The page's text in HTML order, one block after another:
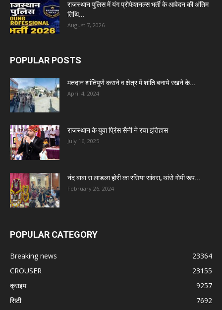
राजस्थान पुलिस में यंग प्रोफेशनल्स भर्ती के आवेदन की अंतिम
तिथि...
August 7, 2026
POPULAR POSTS
मतदान शांतिपूर्ण कराने व क्षेत्र में शांति बनाये रखने के...
April 4, 2024
राजस्थान के युवा प्रिंस सैनी ने रचा इतिहास
July 16, 2025
नंद बाबा रा लाडला होरी का रसिया सांवरा, थांरो गोपी रूप...
February 26, 2024
POPULAR CATEGORY
Breaking news
23364
CROUSER
23155
क्राइम
9257
सिटी
7692